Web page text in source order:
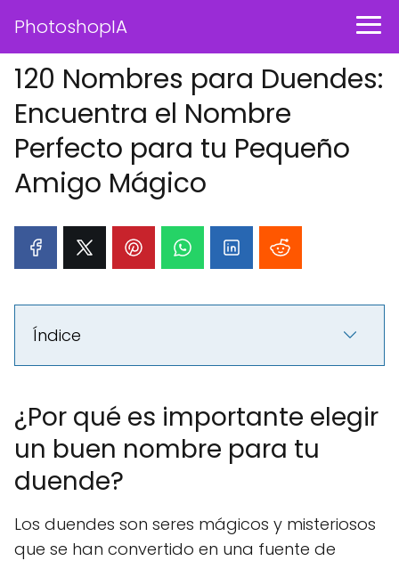
PhotoshopIA
120 Nombres para Duendes:
Encuentra el Nombre
Perfecto para tu Pequeño
Amigo Mágico
Índice
¿Por qué es importante elegir
un buen nombre para tu
duende?
Los duendes son seres mágicos y misteriosos
que se han convertido en una fuente de